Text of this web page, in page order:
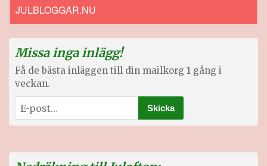
JULBLOGGAR.NU
Missa inga inlägg!
Få de bästa inläggen till din mailkorg 1 gång i
veckan.